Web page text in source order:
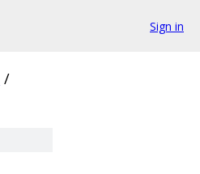
Sign in
/